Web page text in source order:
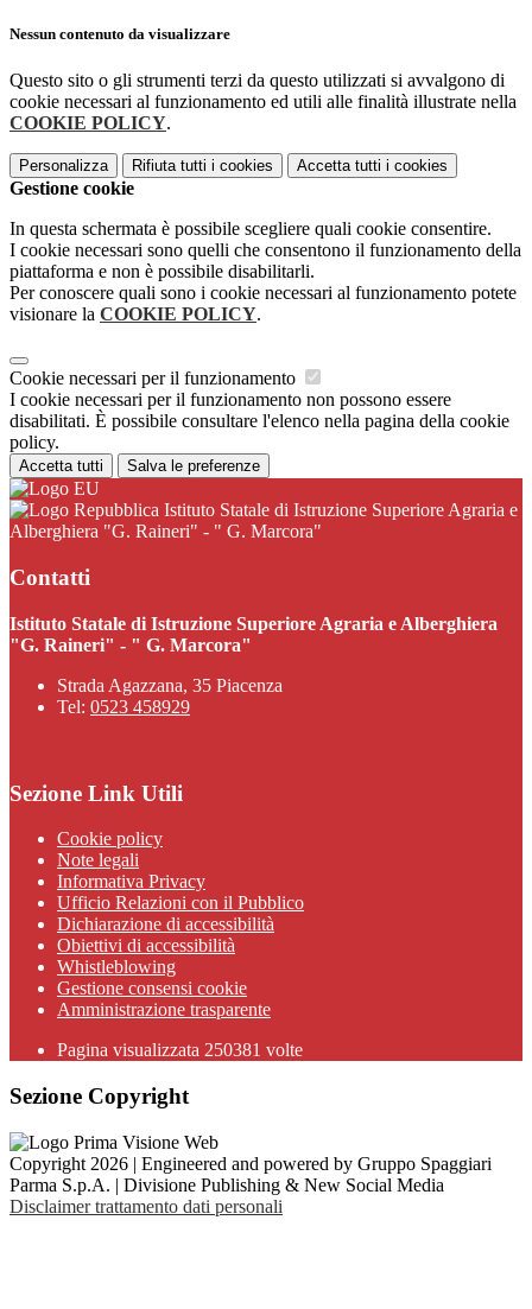
Nessun contenuto da visualizzare
Questo sito o gli strumenti terzi da questo utilizzati si avvalgono di
cookie necessari al funzionamento ed utili alle finalità illustrate nella
COOKIE POLICY.
Personalizza Rifiuta tutti i cookies Accetta tutti i cookies
Gestione cookie
In questa schermata è possibile scegliere quali cookie consentire.
I cookie necessari sono quelli che consentono il funzionamento della
piattaforma e non è possibile disabilitarli.
Per conoscere quali sono i cookie necessari al funzionamento potete
visionare la COOKIE POLICY.
Cookie necessari per il funzionamento
I cookie necessari per il funzionamento non possono essere
disabilitati. È possibile consultare l'elenco nella pagina della cookie
policy.
Accetta tutti Salva le preferenze
Istituto Statale di Istruzione Superiore Agraria e
Alberghiera "G. Raineri" - " G. Marcora"
Contatti
Istituto Statale di Istruzione Superiore Agraria e Alberghiera
"G. Raineri" - " G. Marcora"
Strada Agazzana, 35 Piacenza
Tel: 0523 458929
Sezione Link Utili
Cookie policy
Note legali
Informativa Privacy
Ufficio Relazioni con il Pubblico
Dichiarazione di accessibilità
Obiettivi di accessibilità
Whistleblowing
Gestione consensi cookie
Amministrazione trasparente
Pagina visualizzata 250381 volte
Sezione Copyright
Copyright 2026 | Engineered and powered by Gruppo Spaggiari
Parma S.p.A. | Divisione Publishing & New Social Media
Disclaimer trattamento dati personali